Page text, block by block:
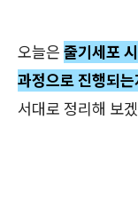
오늘은 줄기세포
과정으로 진행되
서대로 정리해 보